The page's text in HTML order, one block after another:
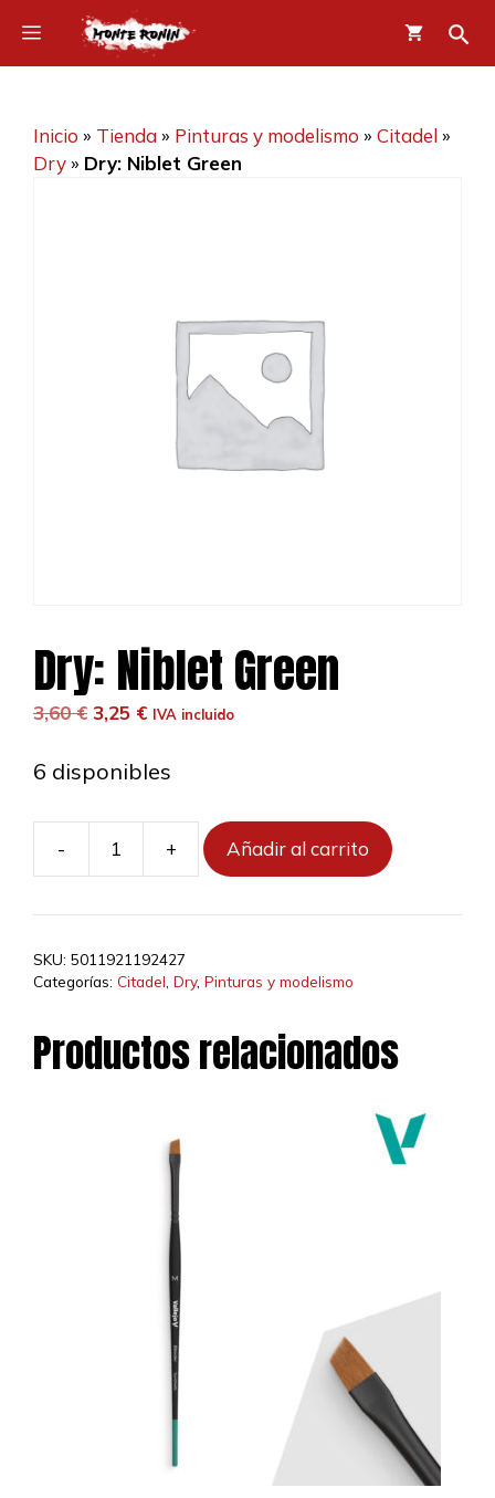
contenido
Menú
Inicio » Tienda» Pinturas y modelismo » Citadel»
Dry» Dry: Niblet Green
Dry: Niblet Green
3,60€ El
original
3,60 €.
3,25 €El
actual
3,25 €.
IVA incluido
6 disponibles
-
Dry:
Green
+ Añadir al carrito
SKU: 5011921192427
Categorías: Citadel Dry, Pinturas y modelismo
Productos relacionados